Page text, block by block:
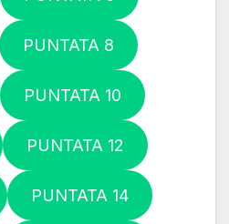
PUNTATA 8
PUNTATA 10
PUNTATA 12
PUNTATA 14